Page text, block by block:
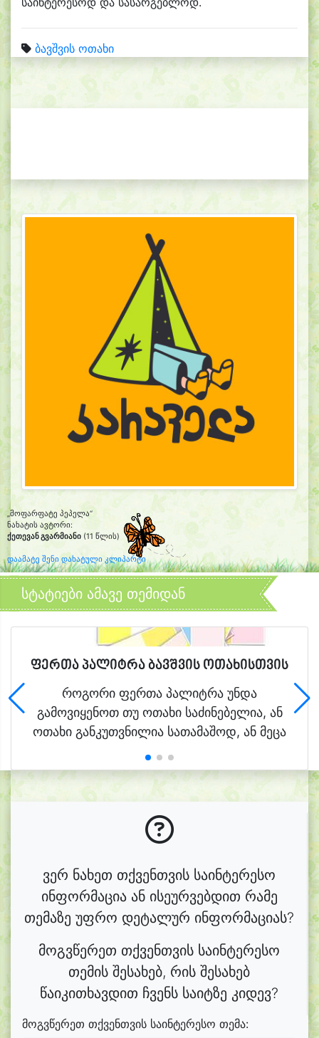
ბავშვის ოთახი
„მოფარფატე პეპელა“
ნახატის ავტორი:
ქეთევან გვარმიანი (11 წლის)
დაამატე შენი დახატული კლიპარტი
სტატიები ამავე თემიდან
ფერთა პალიტრა ბავშვის ოთახისთვის
როგორი ფერთა პალიტრა უნდა
გამოვიყენოთ თუ ოთახი საძინებელია, ან
ოთახი განკუთვნილია სათამაშოდ, ან მეცა
ვერ ნახეთ თქვენთვის საინტერესო
ინფორმაცია ან ისეურვებდით რამე
თემაზე უფრო დეტალურ ინფორმაციას?
მოგვწერეთ თქვენთვის საინტერესო
თემის შესახებ, რის შესახებ
წაიკითხავდით ჩვენს საიტზე კიდევ?
მოგვწერეთ თქვენთვის საინტერესო თემა: